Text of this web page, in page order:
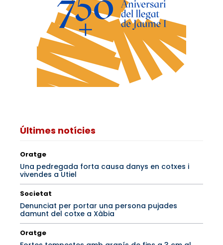
Últimes notícies
Oratge
Una pedregada forta causa danys en cotxes i
vivendes a Utiel
Societat
Denunciat per portar una persona pujades
damunt del cotxe a Xàbia
Oratge